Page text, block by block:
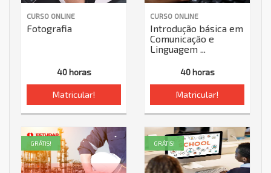
CURSO ONLINE
Fotografia
40 horas
Matricular!
CURSO ONLINE
Introdução básica em
Comunicação e
Linguagem ...
40 horas
Matricular!
GRÁTIS! GRÁTIS!